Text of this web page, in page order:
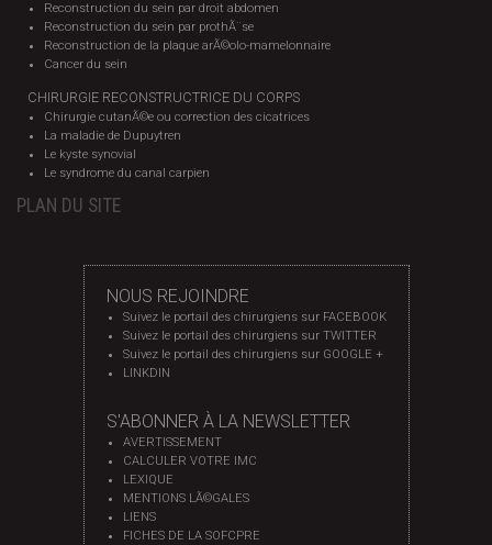
Reconstruction du sein par droit abdomen
Reconstruction du sein par prothÃ¨se
Reconstruction de la plaque arÃ©olo-mamelonnaire
Cancer du sein
CHIRURGIE RECONSTRUCTRICE DU CORPS
Chirurgie cutanÃ©e ou correction des cicatrices
La maladie de Dupuytren
Le kyste synovial
Le syndrome du canal carpien
PLAN DU SITE
NOUS REJOINDRE
Suivez le portail des chirurgiens sur FACEBOOK
Suivez le portail des chirurgiens sur TWITTER
Suivez le portail des chirurgiens sur GOOGLE +
LINKDIN
S'ABONNER À LA NEWSLETTER
AVERTISSEMENT
CALCULER VOTRE IMC
LEXIQUE
MENTIONS LÃ©GALES
LIENS
FICHES DE LA SOFCPRE